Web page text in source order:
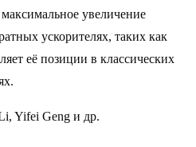
увеличение
ускорителях, таких как
её позиции в классических
Yifei Geng и др.